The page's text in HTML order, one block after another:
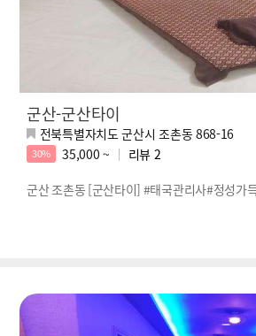
군산-군산타이
전북특별자치도 군산시 조촌동 868-16
30% 35,000 ~ 리뷰 2
군산 조촌동 [군산타이] #태국관리사#정성가